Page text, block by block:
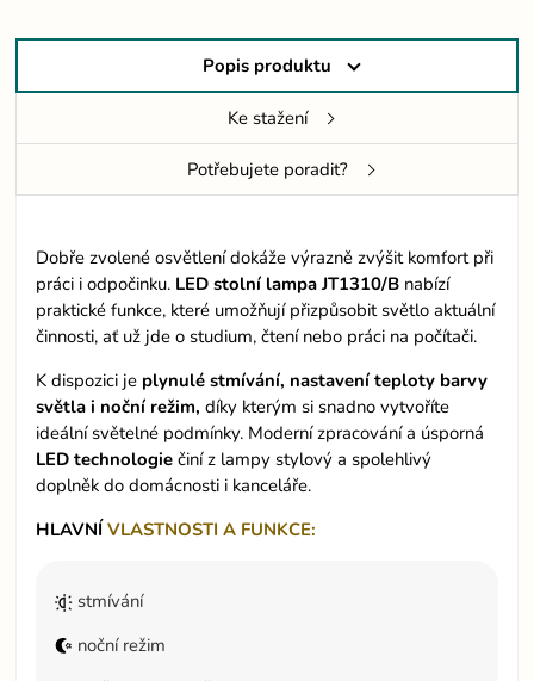
Popis produktu
Ke stažení
Potřebujete poradit?
Dobře zvolené osvětlení dokáže výrazně zvýšit komfort při
práci i odpočinku. LED stolní lampa JT1310/B nabízí
praktické funkce, které umožňují přizpůsobit světlo aktuální
činnosti, ať už jde o studium, čtení nebo práci na počítači.
K dispozici je plynulé stmívání, nastavení teploty barvy
světla i noční režim, díky kterým si snadno vytvoříte
ideální světelné podmínky. Moderní zpracování a úsporná
LED technologie činí z lampy stylový a spolehlivý
doplněk do domácnosti i kanceláře.
HLAVNÍVLASTNOSTI A FUNKCE:
stmívání
noční režim